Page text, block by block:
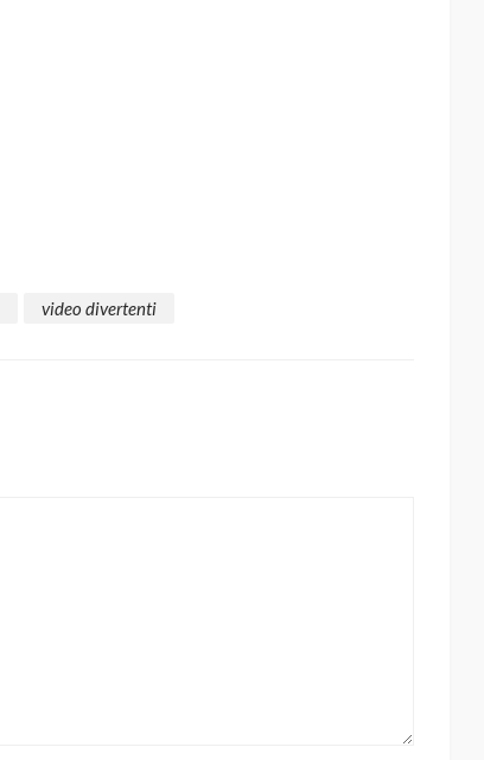
video divertenti